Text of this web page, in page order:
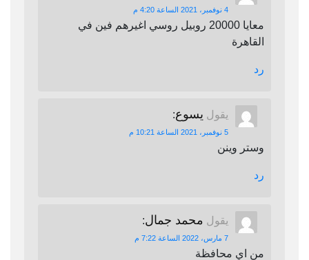
4 نوفمبر، 2021 الساعة 4:20 م
معايا 20000 روبيل روسي اغيرهم فين في
القاهرة
رد
يقول يسوع:
5 نوفمبر، 2021 الساعة 10:21 م
وستر وينن
رد
يقول محمد جمال:
7 مارس، 2022 الساعة 7:22 م
من اي محافظة